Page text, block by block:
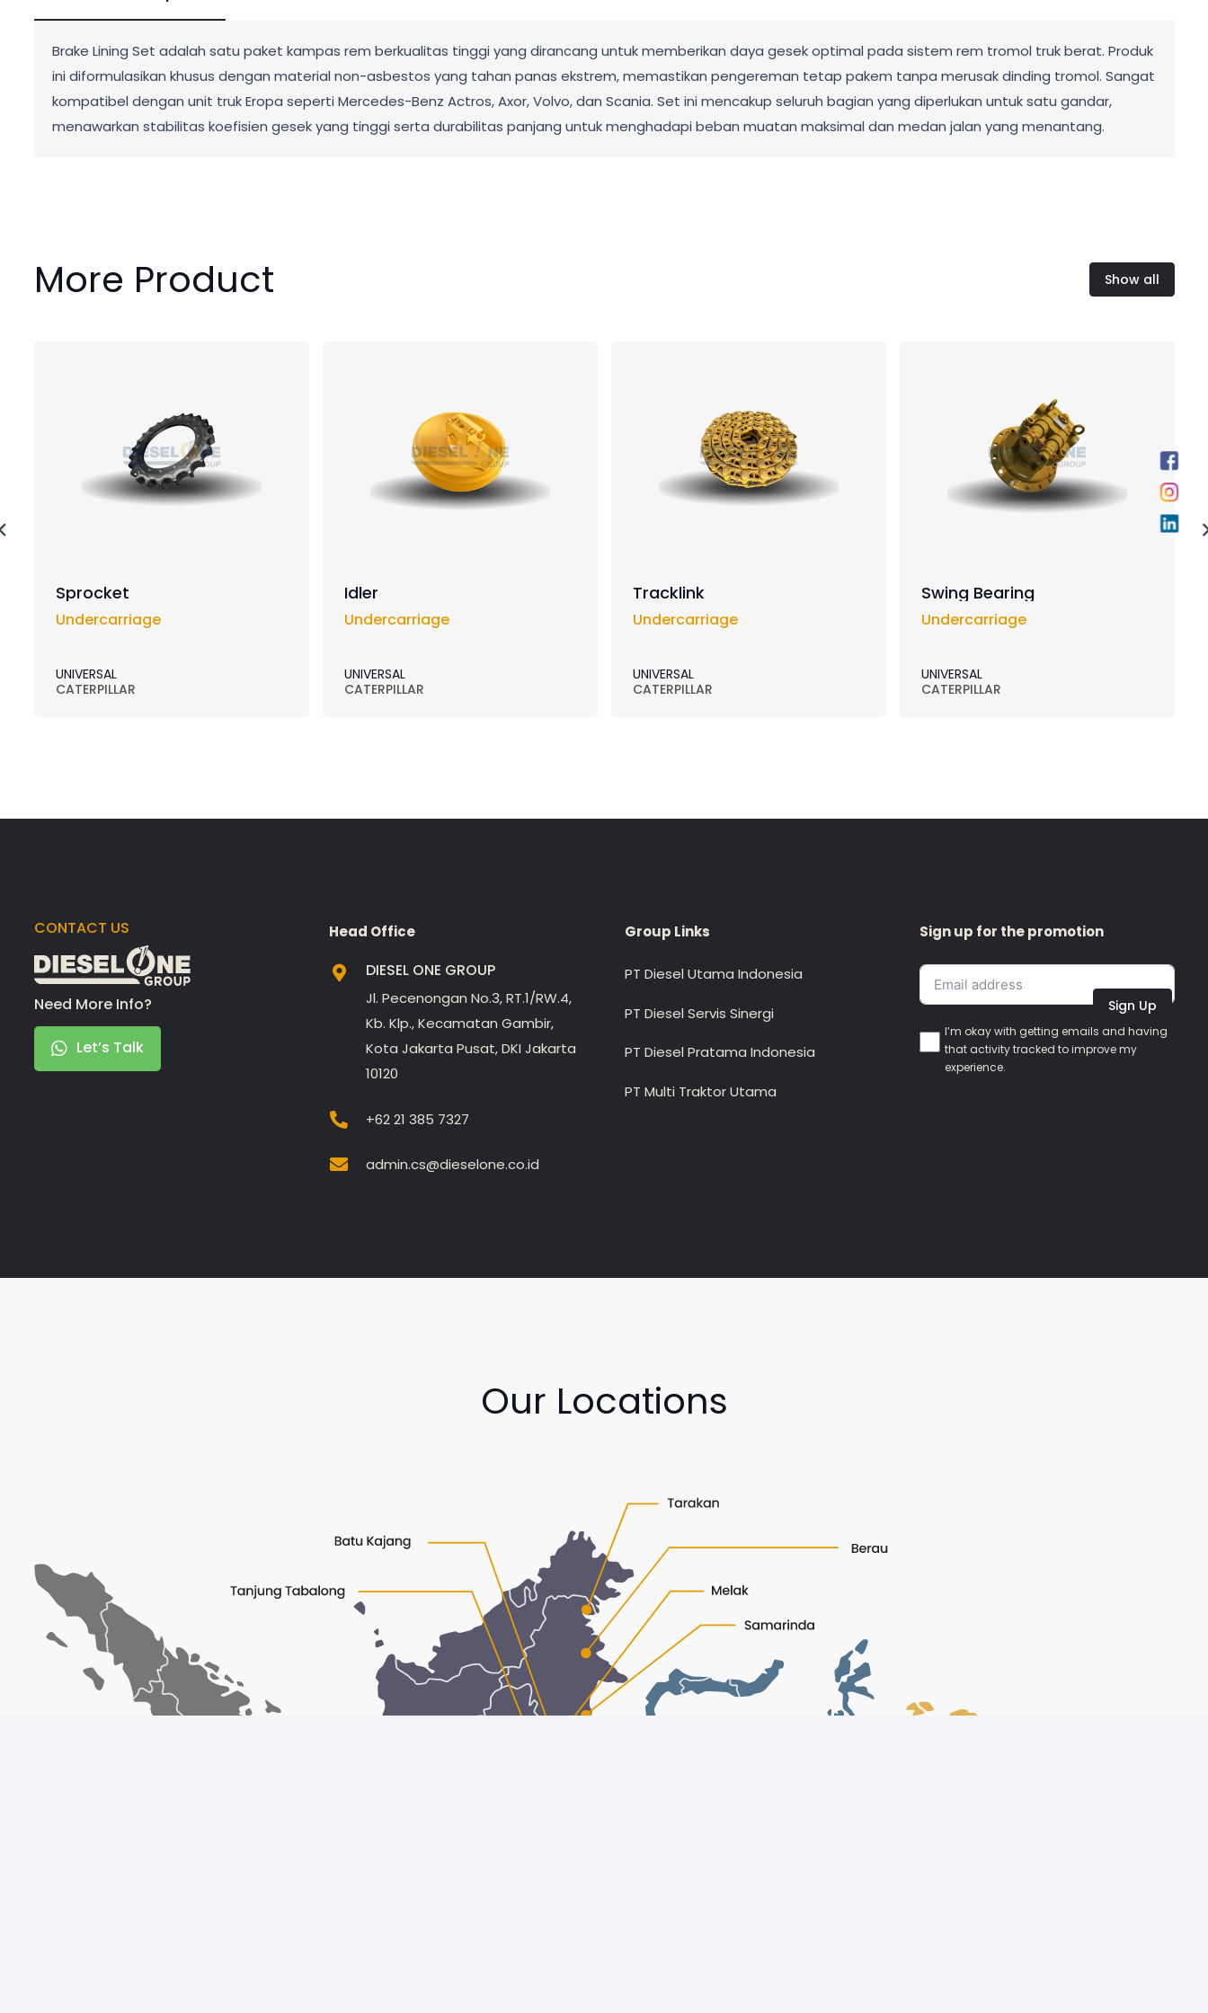
Brake Lining Set adalah satu paket kampas rem berkualitas tinggi yang dirancang untuk memberikan daya gesek optimal pada sistem rem tromol truk berat. Produk
ini diformulasikan khusus dengan material non-asbestos yang tahan panas ekstrem, memastikan pengereman tetap pakem tanpa merusak dinding tromol. Sangat
kompatibel dengan unit truk Eropa seperti Mercedes-Benz Actros, Axor, Volvo, dan Scania. Set ini mencakup seluruh bagian yang diperlukan untuk satu gandar,
menawarkan stabilitas koefisien gesek yang tinggi serta durabilitas panjang untuk menghadapi beban muatan maksimal dan medan jalan yang menantang.
More Product Show all
Sprocket
Undercarriage
UNIVERSAL
CATERPILLAR
Idler
Undercarriage
UNIVERSAL
CATERPILLAR
Tracklink
Undercarriage
UNIVERSAL
CATERPILLAR
Swing Bearing
Undercarriage
UNIVERSAL
CATERPILLAR
CONTACT US
Need More Info?
Let’s Talk
Head Office
DIESEL ONE GROUP
Jl. Pecenongan No.3, RT.1/RW.4,
Kb. Klp., Kecamatan Gambir,
Kota Jakarta Pusat, DKI Jakarta
10120
+62 21 385 7327
admin.cs@dieselone.co.id
Group Links
PT Diesel Utama Indonesia
PT Diesel Servis Sinergi
PT Diesel Pratama Indonesia
PT Multi Traktor Utama
Sign up for the promotion
Sign Up
I’m okay with getting emails and having
that activity tracked to improve my
experience.
Our Locations